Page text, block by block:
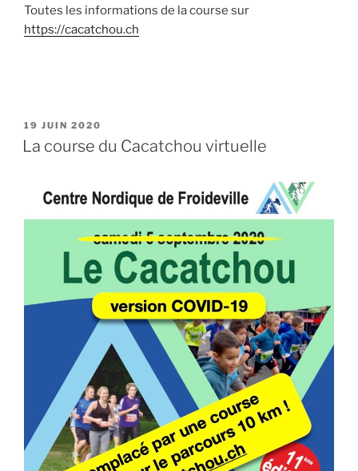
Toutes les informations de la course sur
https://cacatchou.ch
PUBLIÉ
LE
19 JUIN 2020
La course du Cacatchou virtuelle